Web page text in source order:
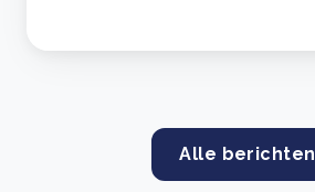
Alle berichten